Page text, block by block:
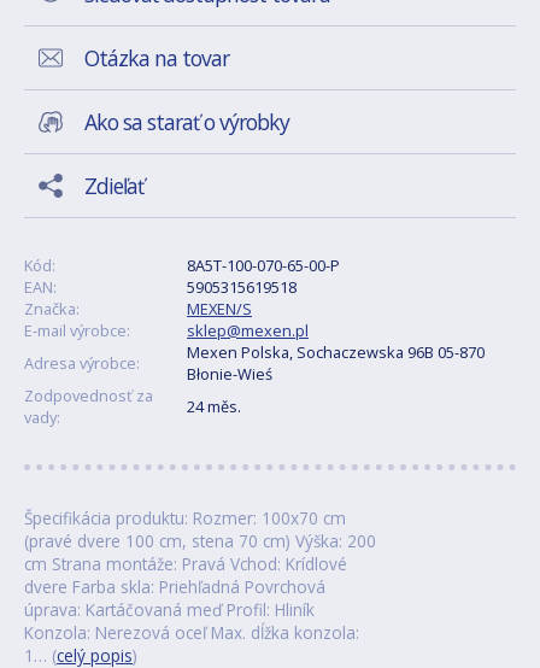
Otázka na tovar
Ako sa starať o výrobky
Zdieľať
Kód:
8A5T-100-070-65-00-P
EAN:
5905315619518
Značka:
MEXEN/S
E-mail výrobce:
sklep@mexen.pl
Adresa výrobce:
Mexen Polska, Sochaczewska 96B 05-870
Błonie-Wieś
Zodpovednosť za
vady:
24 měs.
Špecifikácia produktu: Rozmer: 100x70 cm
(pravé dvere 100 cm, stena 70 cm) Výška: 200
cm Strana montáže: Pravá Vchod: Krídlové
dvere Farba skla: Priehľadná Povrchová
úprava: Kartáčovaná meď Profil: Hliník
Konzola: Nerezová oceľ Max. dĺžka konzola:
1… (celý popis)